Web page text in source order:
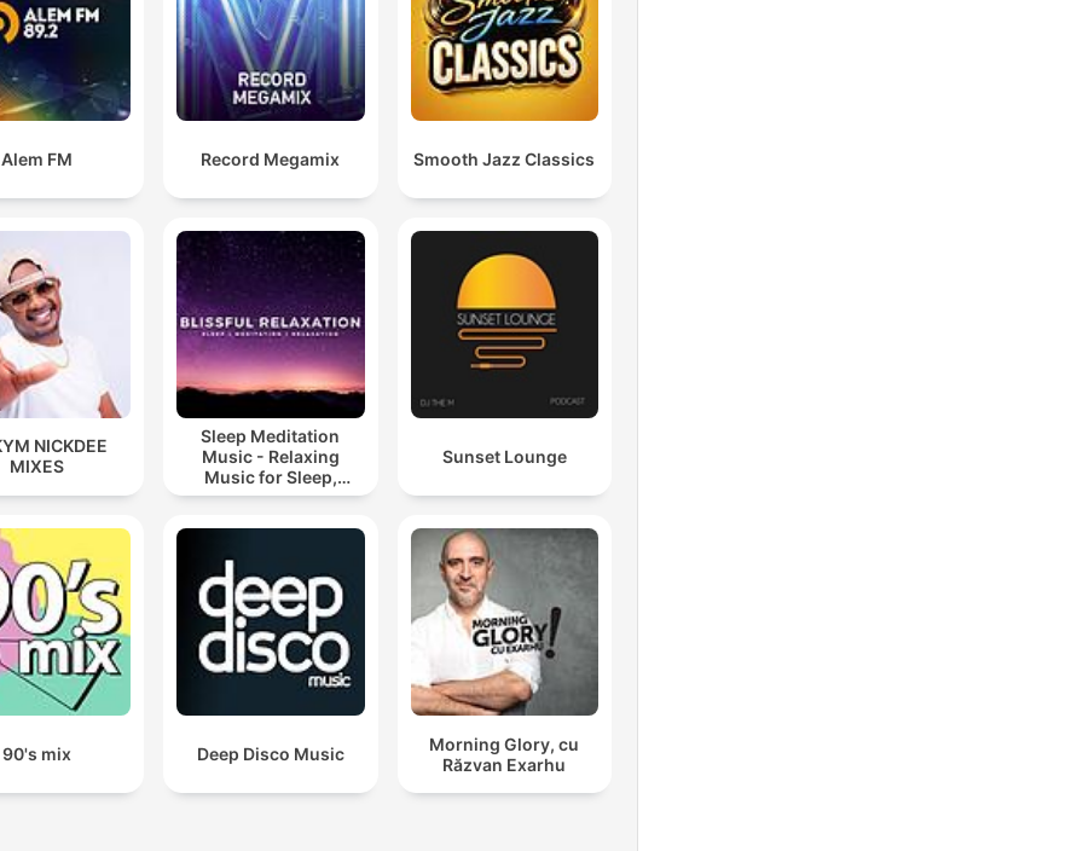
Alem FM Record Megamix Smooth Jazz Classics
NICKDEE
MIXES
Sleep Meditation
Music - Relaxing
Music for Sleep,
Meditation &
Sunset Lounge
90's mix Deep Disco Music
Morning Glory, cu
Răzvan Exarhu